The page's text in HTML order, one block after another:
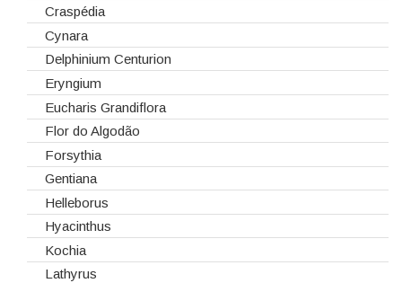
Telas/Tecidos
Vidros
Dalias
Dendrobium
Eremurus
Fresias
Gerberas
Girassol
Gladiolus
Hydrangeas
Ilex
Lilium
Lisiantos
Moluccella
Craspédia
Cynara
Delphinium Centurion
Eryngium
Eucharis Grandiflora
Flor do Algodão
Forsythia
Gentiana
Helleborus
Hyacinthus
Kochia
Lathyrus